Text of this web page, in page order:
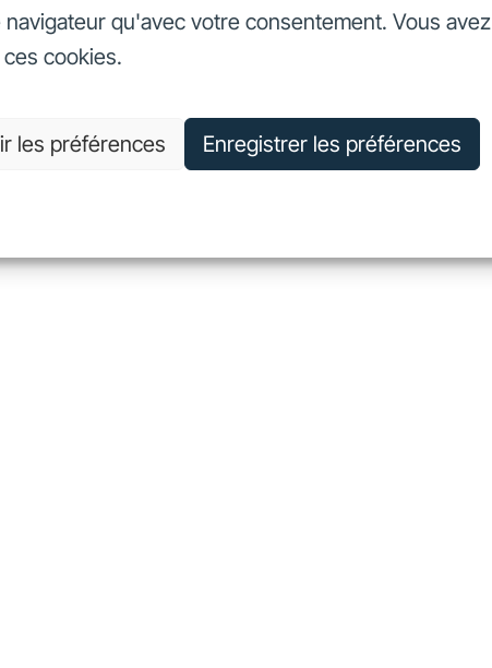
qu'avec votre consentement. Vous avez
cookies.
les préférences Enregistrer les préférences
engagements
Nous connaître